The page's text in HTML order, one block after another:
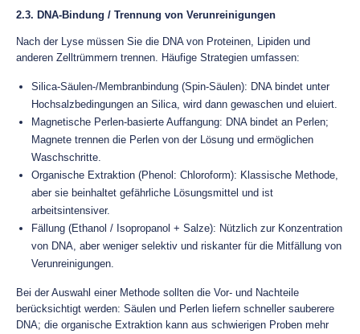
2.3. DNA-Bindung / Trennung von Verunreinigungen
Nach der Lyse müssen Sie die DNA von Proteinen, Lipiden und
anderen Zelltrümmern trennen. Häufige Strategien umfassen:
Silica-Säulen-/Membranbindung (Spin-Säulen): DNA bindet unter
Hochsalzbedingungen an Silica, wird dann gewaschen und eluiert.
Magnetische Perlen-basierte Auffangung: DNA bindet an Perlen;
Magnete trennen die Perlen von der Lösung und ermöglichen
Waschschritte.
Organische Extraktion (Phenol: Chloroform): Klassische Methode,
aber sie beinhaltet gefährliche Lösungsmittel und ist
arbeitsintensiver.
Fällung (Ethanol / Isopropanol + Salze): Nützlich zur Konzentration
von DNA, aber weniger selektiv und riskanter für die Mitfällung von
Verunreinigungen.
Bei der Auswahl einer Methode sollten die Vor- und Nachteile
berücksichtigt werden: Säulen und Perlen liefern schneller sauberere
DNA; die organische Extraktion kann aus schwierigen Proben mehr